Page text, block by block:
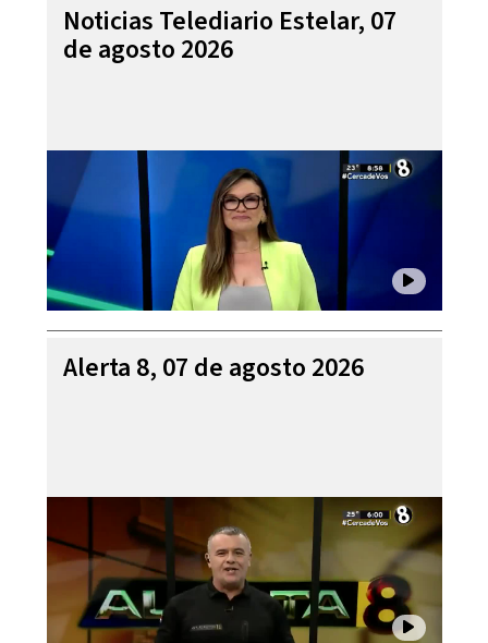
Noticias Telediario Estelar, 07
de agosto 2026
Alerta 8, 07 de agosto 2026